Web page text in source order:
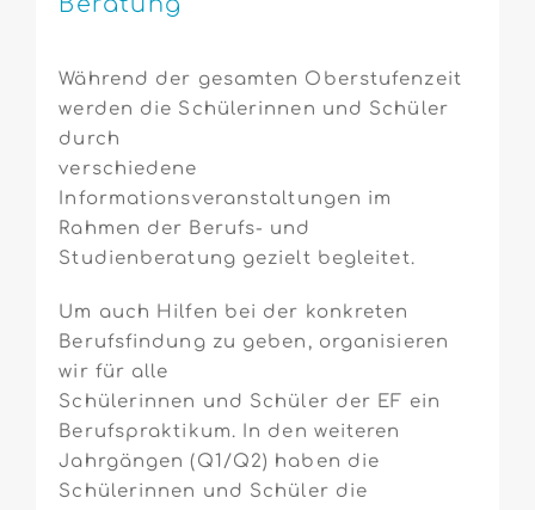
Während der gesamten Oberstufenzeit
werden die Schülerinnen und Schüler
durch
verschiedene
Informationsveranstaltungen im
Rahmen der Berufs- und
Studienberatung gezielt begleitet.
Um auch Hilfen bei der konkreten
Berufsfindung zu geben, organisieren
wir für alle
Schülerinnen und Schüler der EF ein
Berufspraktikum. In den weiteren
Jahrgängen (Q1/Q2) haben die
Schülerinnen und Schüler die